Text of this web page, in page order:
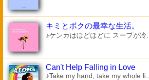
キミとボクの最幸な生活。
♪ケンカはほどほどに スープが冷...
Can't Help Falling in Love
♪Take my hand, take my whole li...